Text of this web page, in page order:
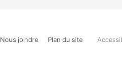
Nous joindre Plan du site